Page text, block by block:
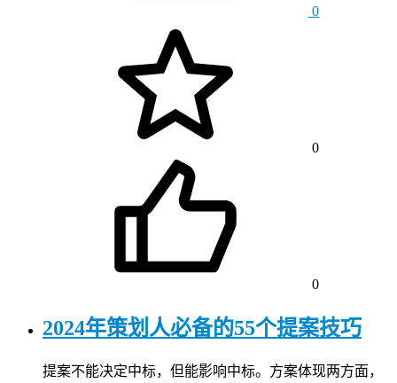
0
0
0
2024年策划人必备的55个提案技巧
提案不能决定中标，但能影响中标。方案体现两方面，